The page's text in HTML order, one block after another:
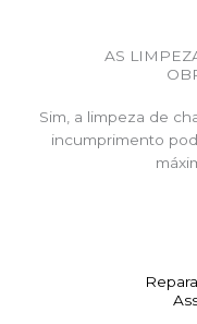
AS
Sim, a limpeza de
incumprimento